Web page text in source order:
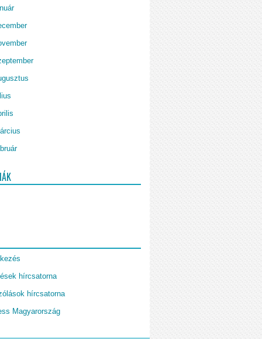
hírcsatorna
hírcsatorna
Magyarország